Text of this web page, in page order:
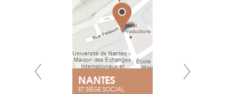
NANTES
ET SIÈGE SOCIAL